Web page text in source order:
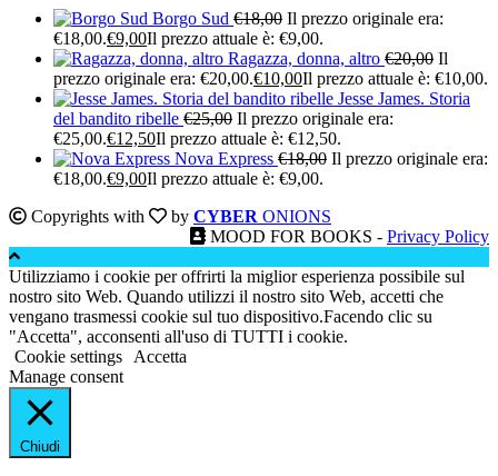
Borgo Sud €18,00 Il prezzo originale era:
€18,00.€9,00Il prezzo attuale è: €9,00.
Ragazza, donna, altro €20,00 Il
prezzo originale era: €20,00.€10,00Il prezzo attuale è: €10,00.
Jesse James. Storia
del bandito ribelle €25,00 Il prezzo originale era:
€25,00.€12,50Il prezzo attuale è: €12,50.
Nova Express €18,00 Il prezzo originale era:
€18,00.€9,00Il prezzo attuale è: €9,00.
Copyrights with
by CYBER ONIONS
MOOD FOR BOOKS - Privacy Policy
Utilizziamo i cookie per offrirti la miglior esperienza possibile sul
nostro sito Web. Quando utilizzi il nostro sito Web, accetti che
vengano trasmessi cookie sul tuo dispositivo.Facendo clic su
"Accetta", acconsenti all'uso di TUTTI i cookie.
Cookie settings Accetta
Manage consent
Chiudi